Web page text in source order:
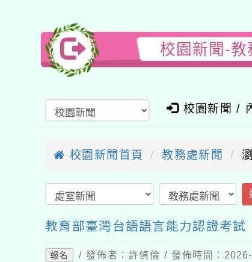
校園新聞-教
校園新聞 /
校園新聞首頁 教務處新聞
教育部臺灣台語語言能力認證考試
報名 / 發佈者：許偵倫 / 發佈時間：